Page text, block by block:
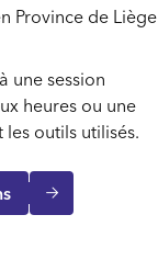
Province de Liège
une session
heures ou une
outils utilisés.